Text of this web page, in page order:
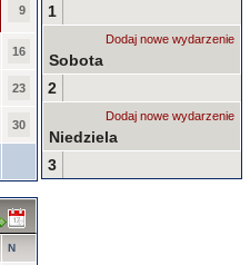
9
16
23
30
N
1
Dodaj nowe wydarzenie
Sobota
2
Dodaj nowe wydarzenie
Niedziela
3